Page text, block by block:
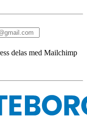
delas med Mailchimp